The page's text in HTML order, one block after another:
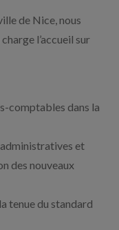
de Nice, nous
l’accueil sur
comptables dans la
et
des nouveaux
tenue du standard